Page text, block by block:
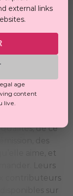
de webcam
chose de
pourboires
plus de
modèles.
ces filles
beaucoup de
de ce
des
aime, et
Leurs
contributeurs
sur
external links
age
content
live.